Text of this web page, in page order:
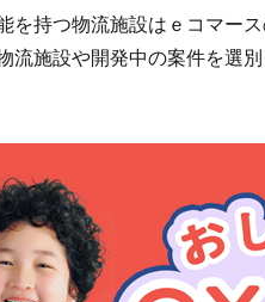
を持つ物流施設はｅコマー
流施設や開発中の案件を選